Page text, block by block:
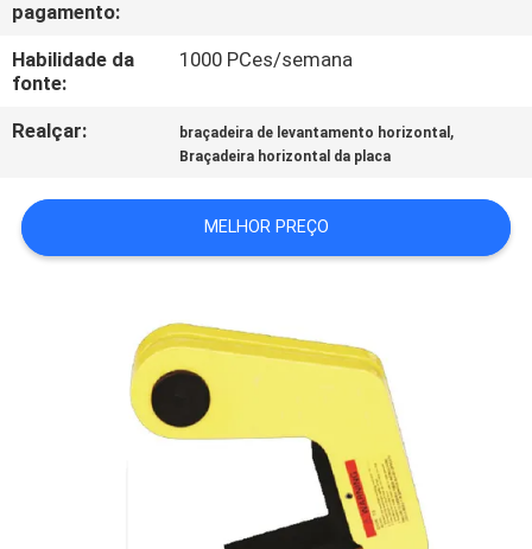
PEÇA
UMAS
DO
SITE
POLÍTICA
PRIVACIDADE
pagamento:
Habilidade da
fonte:
1000 PCes/semana
Realçar: braçadeira de levantamento horizontal ,
Braçadeira horizontal da placa
MELHOR PREÇO